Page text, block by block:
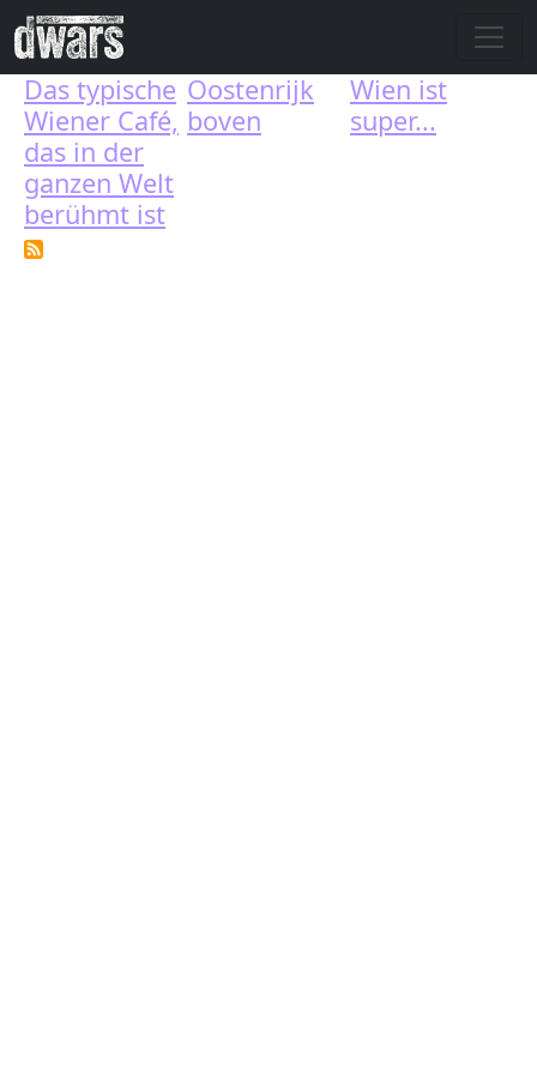
Skip to main content
Das typische
Wiener Café,
das in der
ganzen Welt
berühmt ist
Oostenrijk
boven
Wien ist
super...